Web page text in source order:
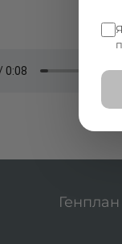
Генплан